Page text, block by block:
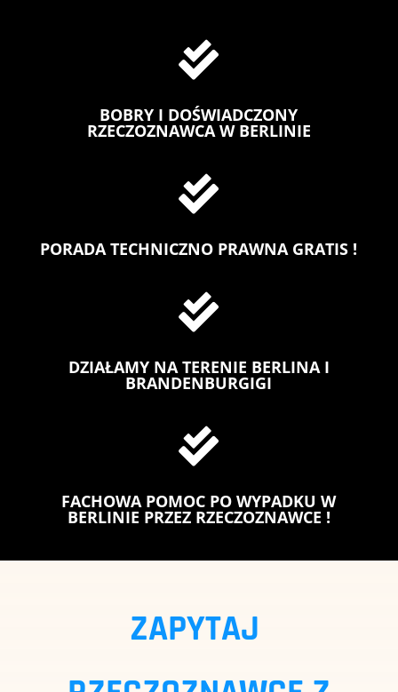

BOBRY I DOŚWIADCZONY
RZECZOZNAWCA W BERLINIE

PORADA TECHNICZNO PRAWNA GRATIS !

DZIAŁAMY NA TERENIE BERLINA I
BRANDENBURGIGI

FACHOWA POMOC PO WYPADKU W
BERLINIE PRZEZ RZECZOZNAWCE !
ZAPYTAJ